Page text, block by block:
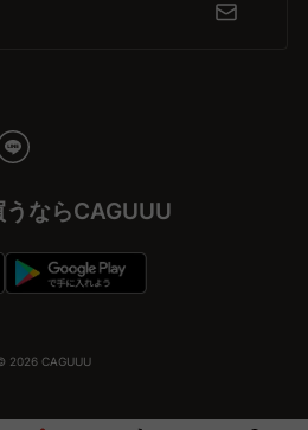
心配なく過ごせるのがCAGUUUの家
ザイン
優先されるあまり、インテリアから
ません。しかし、CAGUUUのペット
やヴィンテージ、シンプルモダンなど
り揃えています。リビング、玄関、寝
むアイテムで、ペットと一緒に過ごす
。
を解消するために、無料のインテリア
バイスを受けられます。また、没入
ならCAGUUU
2026 CAGUUU